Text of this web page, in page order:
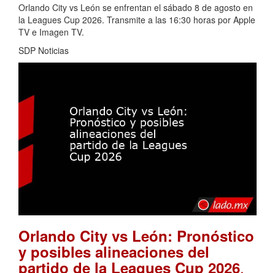
Orlando City vs León se enfrentan el sábado 8 de agosto en
la Leagues Cup 2026. Transmite a las 16:30 horas por Apple
TV e Imagen TV.
SDP Noticias
Orlando City vs León: Pronóstico
y posibles alineaciones del
partido de la Leagues Cup 2026.